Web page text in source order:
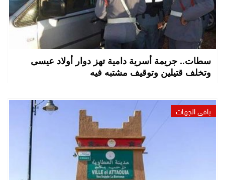
سطات.. جريمة أسرية دامية تهز دوار أولاد عيسى
وتخلف قتيلين وتوقيف مشتبه فيه
باقي الجهات